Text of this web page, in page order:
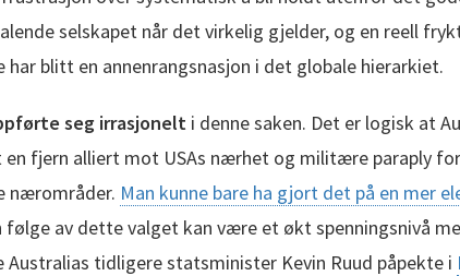
selskapet når det virkelig gjelder, og en reell
har blitt en annenrangsnasjon i det globale hierarkiet.
seg irrasjonelt i denne saken. Det er logisk at
en fjern alliert mot USAs nærhet og militære paraply
nærområder. Man kunne bare ha gjort det på en mer
følge av dette valget kan være et økt spenningsnivå
Australias tidligere statsminister Kevin Ruud påpekte i